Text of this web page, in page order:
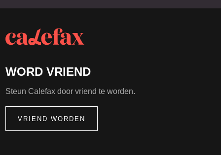
WORD VRIEND
Steun Calefax door vriend te worden.
VRIEND WORDEN